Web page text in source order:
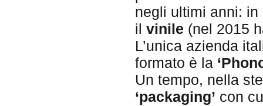
negli ultimi anni:
il vinile (nel 2015
L’unica azienda
formato è la
Un tempo, nella
‘packaging’ con